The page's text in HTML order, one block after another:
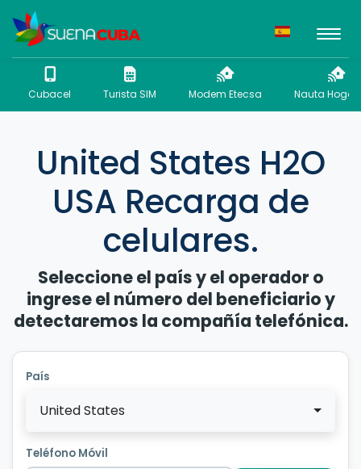
Cubacel Turista SIM Modem Etecsa Nauta Hogar
United States H2O
USA Recarga de
celulares.
Seleccione el país y el operador o
ingrese el número del beneficiario y
detectaremos la compañía telefónica.
País
United States
Teléfono Móvil